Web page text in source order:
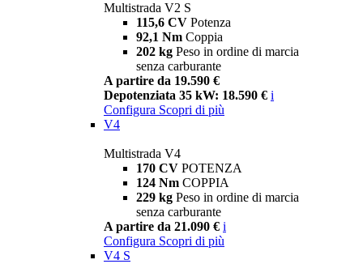
Multistrada V2 S
115,6 CV Potenza
92,1 Nm Coppia
202 kg Peso in ordine di marcia
senza carburante
A partire da 19.590 €
Depotenziata 35 kW: 18.590 € i
Configura Scopri di più
V4
Multistrada V4
170 CV POTENZA
124 Nm COPPIA
229 kg Peso in ordine di marcia
senza carburante
A partire da 21.090 € i
Configura Scopri di più
V4 S